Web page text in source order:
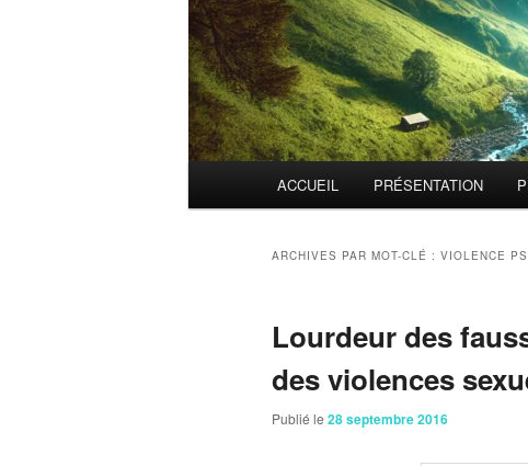
ACCUEIL PRÉSENTATION
ARCHIVES PAR MOT-CLÉ : VIOLENCE
Lourdeur des
des violences
Publié le 28 septembre 2016